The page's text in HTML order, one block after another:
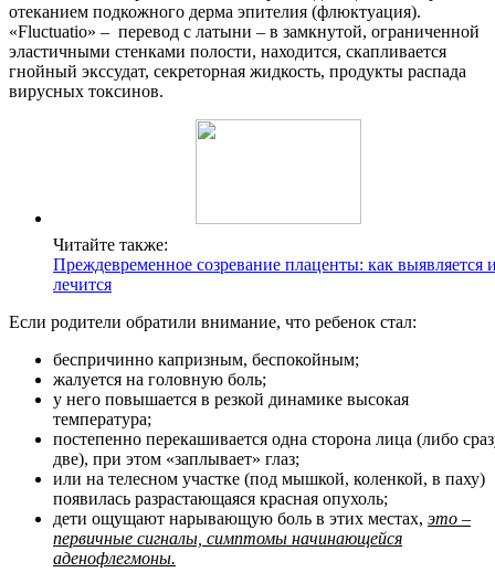
отеканием подкожного дерма эпителия (флюктуация).
«Fluctuatio» – перевод с латыни – в замкнутой, ограниченной
эластичными стенками полости, находится, скапливается
гнойный экссудат, секреторная жидкость, продукты распада
вирусных токсинов.
Читайте также:
Преждевременное созревание плаценты: как выявляется
лечится
Если родители обратили внимание, что ребенок стал:
беспричинно капризным, беспокойным;
жалуется на головную боль;
у него повышается в резкой динамике высокая
температура;
постепенно перекашивается одна сторона лица (либо
две), при этом «заплывает» глаз;
или на телесном участке (под мышкой, коленкой, в паху)
появилась разрастающаяся красная опухоль;
дети ощущают нарывающую боль в этих местах, это –
первичные сигналы, симптомы начинающейся
аденофлегмоны.